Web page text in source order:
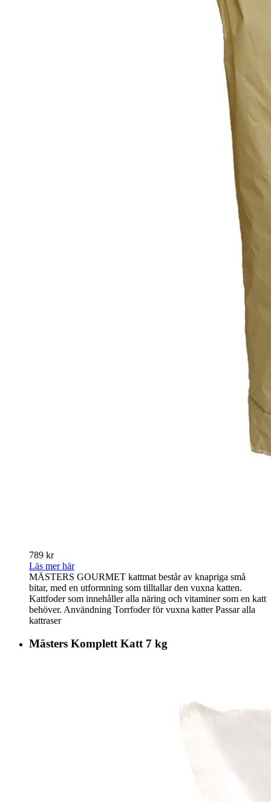
789 kr
Läs mer här
MÄSTERS GOURMET kattmat består av knapriga små
bitar, med en utformning som tilltallar den vuxna katten.
Kattfoder som innehåller alla näring och vitaminer som en katt
behöver. Användning Torrfoder för vuxna katter Passar alla
kattraser
Mästers Komplett Katt 7 kg